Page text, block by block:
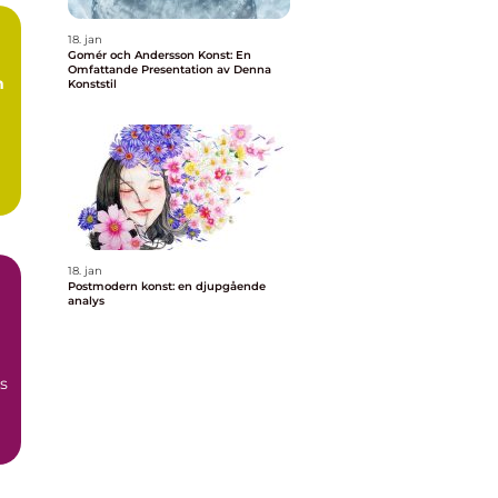
18. jan
Gomér och Andersson Konst: En
Omfattande Presentation av Denna
Konststil
18. jan
Postmodern konst: en djupgående
analys